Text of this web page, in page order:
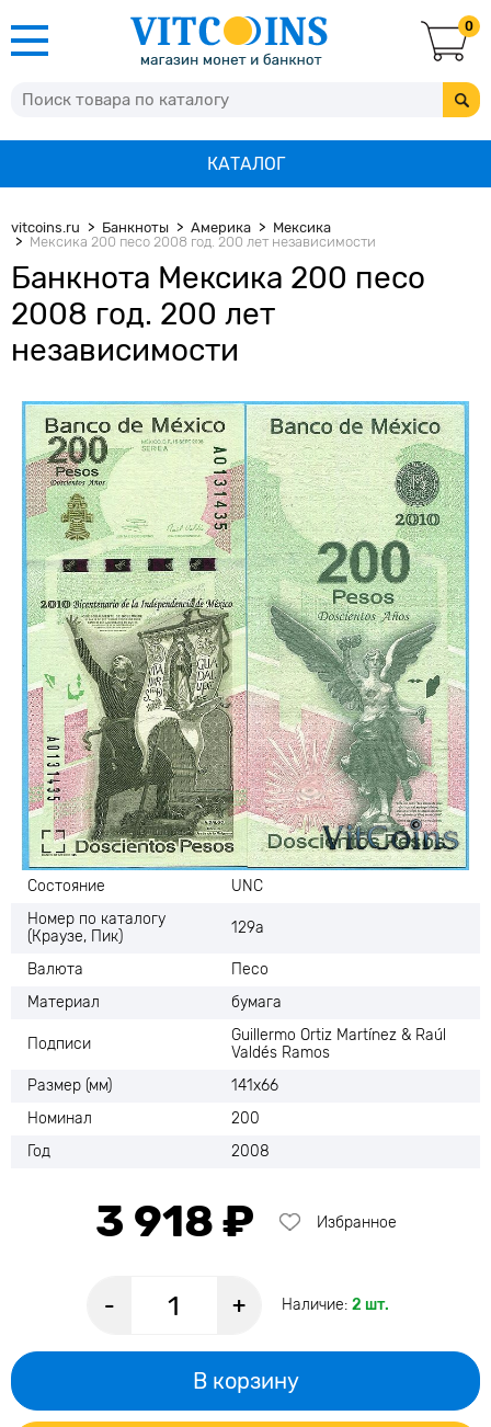
0
КАТАЛОГ
vitcoins.ru Банкноты Америка
Мексика
Мексика 200 песо 2008 год. 200 лет независимости
Банкнота Мексика 200 песо
2008 год. 200 лет
независимости
Состояние
UNC
Номер по каталогу
(Краузе, Пик)
129а
Валюта
Песо
Материал
бумага
Подписи
Guillermo Ortiz Martínez & Raúl
Valdés Ramos
Размер (мм)
141х66
Номинал
200
Год
2008
3 918 ₽ Избранное
- + Наличие: 2 шт.
В корзину